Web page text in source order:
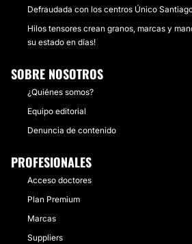
Defraudada con los centros Único
Hilos tensores crean granos, marcas y
su estado en días!
SOBRE NOSOTROS
¿Quiénes somos?
Equipo editorial
Denuncia de contenido
PROFESIONALES
Acceso doctores
Plan Premium
Marcas
Suppliers